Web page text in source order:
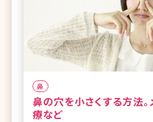
鼻
鼻の穴を小さくする方法。
療など